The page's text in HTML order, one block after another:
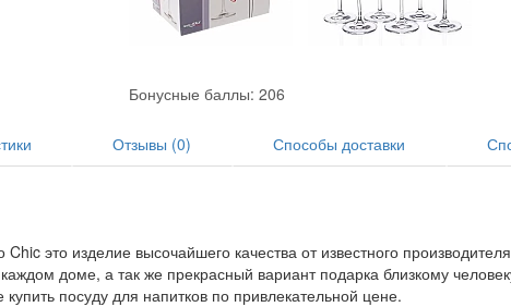
Бонусные баллы: 206
Отзывы (0) Способы доставки
это изделие высочайшего качества от известного
доме, а так же прекрасный вариант подарка близкому
посуду для напитков по привлекательной цене.